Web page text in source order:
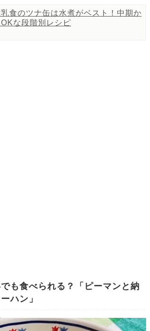
食のツナ缶は水煮がベスト！中期か
OKな段階別レシピ
も食べられる？「ピーマンと納
ハン」